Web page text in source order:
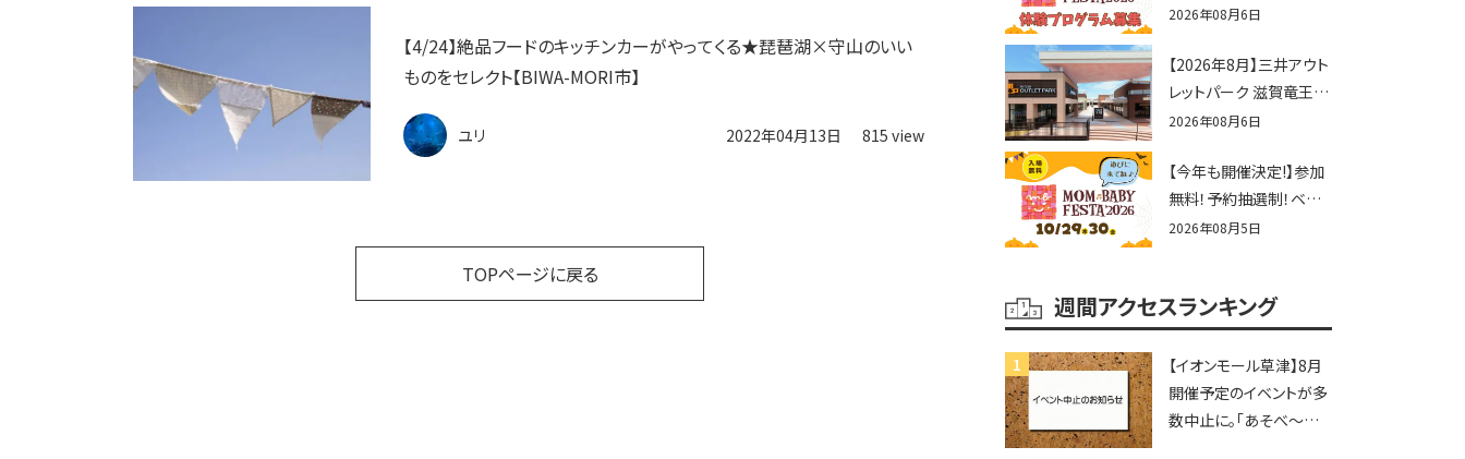
【4/24】絶品フードのキッチンカーがやってくる★琵琶湖×守山のいい
ものをセレクト【BIWA-MORI市】
ユリ 2022年04月13日 815 view
TOPページに戻る
ログラム募集♪赤ちゃん
せんか？
2026年08月6日
【2026年8月】三井アウト
レットパーク 滋賀竜王の
夏休みイベントまとめ！
辛グルメ・フォトコンテス
トまで盛りだくさん！
2026年08月6日
【今年も開催決定!】参加
無料！予約抽選制！ベビ
ーファミリー必見☆入場
2026！親子で楽しもう
♪inピエリ守山
2026年08月5日
週間アクセスランキング
【イオンモール草津】8月
開催予定のイベントが多
数中止に。「あそべ〜る